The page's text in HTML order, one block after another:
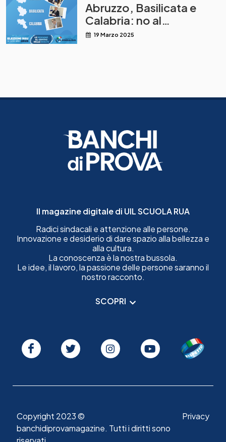
Abruzzo, Basilicata e
Calabria: no al
dimensionamento senza
subito.
19 Marzo 2025
Il magazine digitale di UIL SCUOLA RUA
Radici sindacali e attenzione alle persone.
Innovazione e desiderio di dare spazio alla bellezza e
alla cultura.
La conoscenza è la nostra bussola.
Le idee, il lavoro, la passione delle persone saranno il
nostro racconto.
SCOPRI
Copyright 2023 ©
banchidiprovamagazine. Tutti i diritti sono
Privacy